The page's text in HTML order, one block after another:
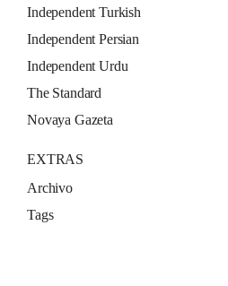
Independent Turkish
Independent Persian
Independent Urdu
The Standard
Novaya Gazeta
EXTRAS
Archivo
Tags